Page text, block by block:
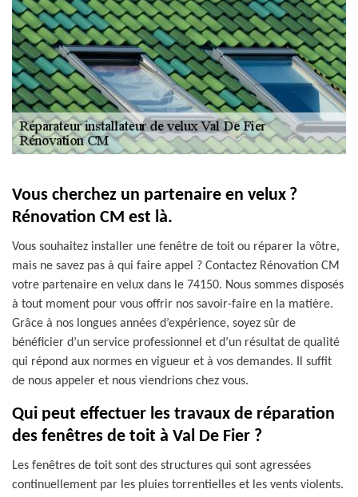
Vous cherchez un partenaire en velux ?
Rénovation CM est là.
Vous souhaitez installer une fenêtre de toit ou réparer la vôtre,
mais ne savez pas à qui faire appel ? Contactez Rénovation CM
votre partenaire en velux dans le 74150. Nous sommes disposés
à tout moment pour vous offrir nos savoir-faire en la matière.
Grâce à nos longues années d’expérience, soyez sûr de
bénéficier d’un service professionnel et d’un résultat de qualité
qui répond aux normes en vigueur et à vos demandes. Il suffit
de nous appeler et nous viendrions chez vous.
Qui peut effectuer les travaux de réparation
des fenêtres de toit à Val De Fier ?
Les fenêtres de toit sont des structures qui sont agressées
continuellement par les pluies torrentielles et les vents violents.